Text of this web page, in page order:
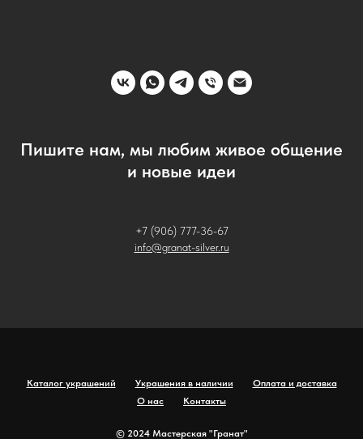
Пишите нам, мы любим живое общение
и новые идеи
+7 (906) 777-36-67
info@granat-silver.ru
Каталог украшений Украшения в наличии
Оплата и доставка
О нас
Контакты
© 2024 Мастерская "Гранат"